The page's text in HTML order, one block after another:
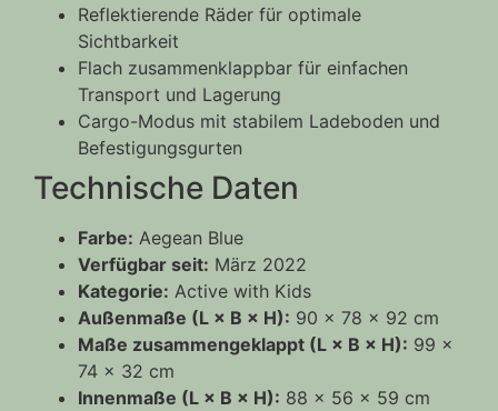
Reflektierende Räder für optimale
Sichtbarkeit
Flach zusammenklappbar für einfachen
Transport und Lagerung
Cargo-Modus mit stabilem Ladeboden und
Befestigungsgurten
Technische Daten
Farbe: Aegean Blue
Verfügbar seit: März 2022
Kategorie: Active with Kids
Außenmaße (L × B × H): 90 × 78 × 92 cm
Maße zusammengeklappt (L × B × H): 99 ×
74 × 32 cm
Innenmaße (L × B × H): 88 × 56 × 59 cm